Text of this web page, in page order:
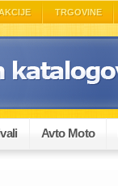
TRGOVINE
Avto Moto